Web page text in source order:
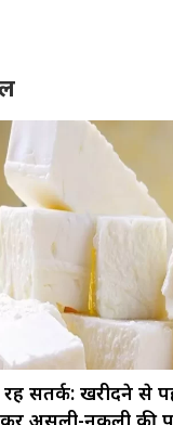
रहें सतर्क: खरीदने
असली-नकली की